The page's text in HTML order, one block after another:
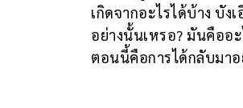
เกิดจากอะไรได้บ้าง บัง
อย่างนั้นเหรอ? มันคืออ
ตอนนี้คือการได้กลับมาอ